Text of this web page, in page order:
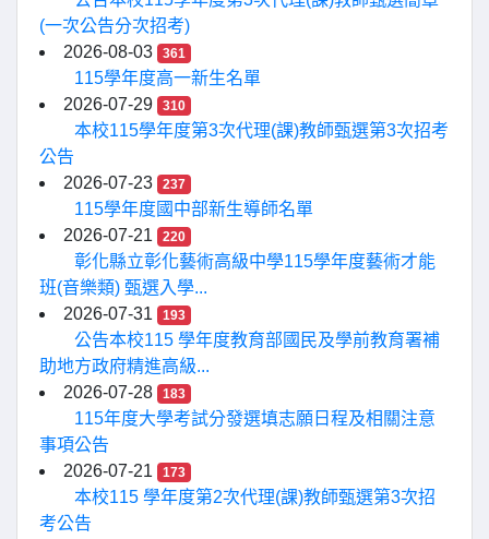
(一次公告分次招考)
2026-08-03
361
115學年度高一新生名單
2026-07-29
310
本校115學年度第3次代理(課)教師甄選第3次招考
公告
2026-07-23
237
115學年度國中部新生導師名單
2026-07-21
220
彰化縣立彰化藝術高級中學115學年度藝術才能
班(音樂類) 甄選入學...
2026-07-31
193
公告本校115 學年度教育部國民及學前教育署補
助地方政府精進高級...
2026-07-28
183
115年度大學考試分發選填志願日程及相關注意
事項公告
2026-07-21
173
本校115 學年度第2次代理(課)教師甄選第3次招
考公告